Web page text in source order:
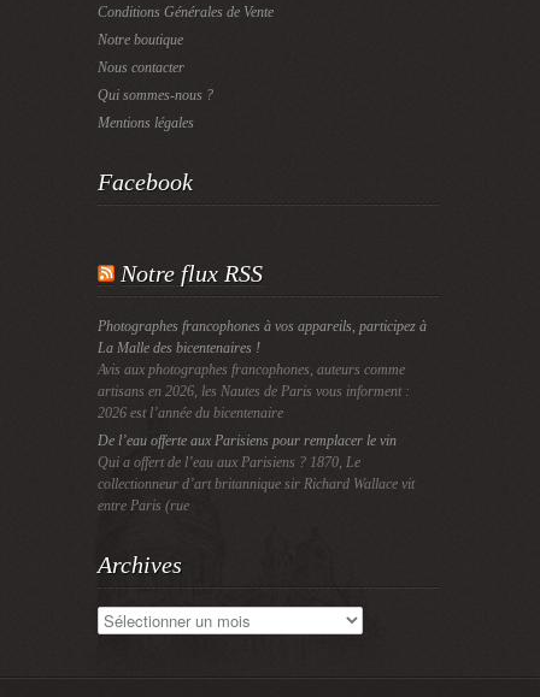
Conditions Générales de Vente
Notre boutique
Nous contacter
Qui sommes-nous ?
Mentions légales
Facebook
Notre flux RSS
Photographes francophones à vos appareils, participez à
La Malle des bicentenaires !
Avis aux photographes francophones, auteurs comme
artisans en 2026, les Nautes de Paris vous informent :
2026 est l’année du bicentenaire
De l’eau offerte aux Parisiens pour remplacer le vin
Qui a offert de l’eau aux Parisiens ? 1870, Le
collectionneur d’art britannique sir Richard Wallace vit
entre Paris (rue
Archives
Archives